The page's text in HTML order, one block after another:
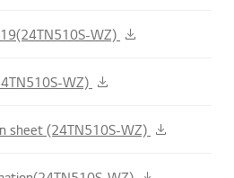
WZ)
WZ)
sheet (24TN510S-WZ)